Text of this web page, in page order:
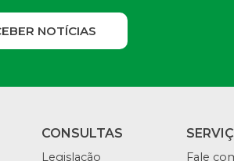
NOTÍCIAS
CONSULTAS
Legislação Fale